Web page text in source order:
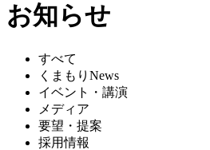
お知らせ
すべて
くまもりNews
イベント・講演
メディア
要望・提案
採用情報